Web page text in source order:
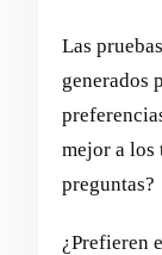
Las
generados
mejor a los
preguntas?
¿Prefieren